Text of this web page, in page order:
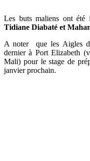
Les buts maliens ont
Tidiane Diabaté et
A noter que les Aigles
dernier à Port Elizabeth
Mali) pour le stage de
janvier prochain.